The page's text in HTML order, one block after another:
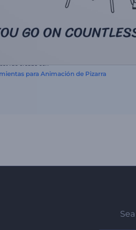
fue creado con
para Animación de Pizarra